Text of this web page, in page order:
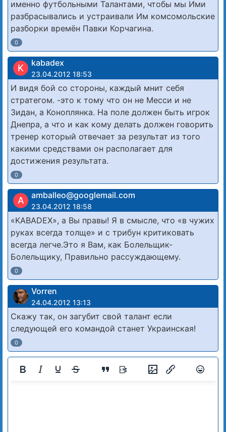
именно футбольными Талантами, чтобы мы Ими
разбрасывались и устраивали Им комсомольские
разборки времён Павки Корчагина.
0
K kabadex
23.04.2012 18:53
И видя бой со стороны, каждый мнит себя
стратегом. -это к тому что он не Месси и не
Зидан, а Коноплянка. На поле должен быть игрок
Днепра, а что и как кому делать должен говорить
тренер который отвечает за результат из того
какими средствами он располагает для
достижения результата.
0
A amballeo@googlemail.com
23.04.2012 18:58
«KABADEX», а Вы правы! Я в смысле, что «в чужих
руках всегда толще» и с трибун критиковать
всегда легче.Это я Вам, как Болельщик-
Болельщику, Правильно рассуждающему.
0
Vorren
24.04.2012 13:13
Скажу так, он загубит свой талант если
следующей его командой станет Украинская!
0